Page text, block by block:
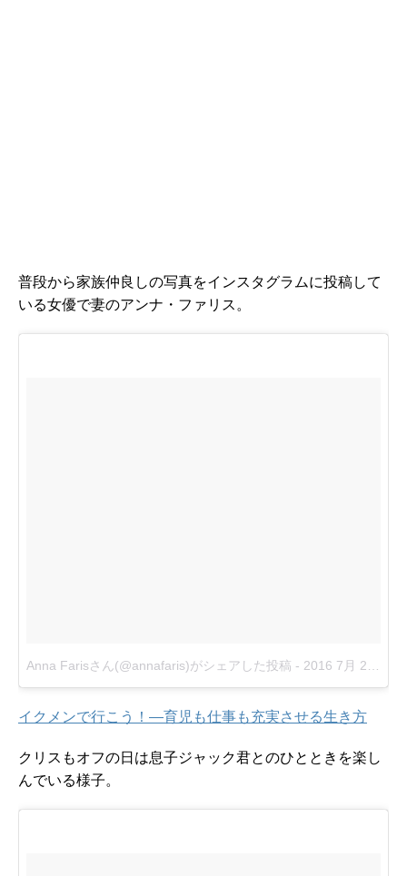
普段から家族仲良しの写真をインスタグラムに投稿して
いる女優で妻のアンナ・ファリス。
Anna Farisさん(@annafaris)がシェアした投稿 - 2016 7月 21 6:21午後 PDT
イクメンで行こう！―育児も仕事も充実させる生き方
クリスもオフの日は息子ジャック君とのひとときを楽し
んでいる様子。